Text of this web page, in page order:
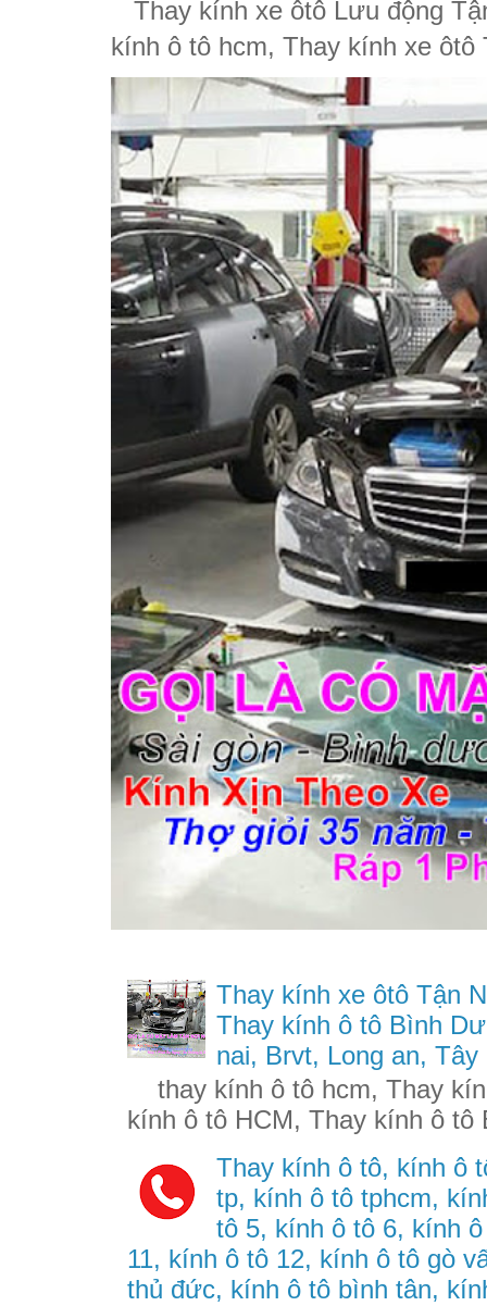
Thay kính xe ôtô Lưu động
kính ô tô hcm, Thay kính xe
Thay kính xe ôtô Tận
Thay kính ô tô Bình
nai, Brvt, Long an,
thay kính ô tô hcm, Thay
kính ô tô HCM, Thay kính ô
Thay kính ô tô, kính ô
tp, kính ô tô tphcm,
tô 5, kính ô tô 6, kính
11, kính ô tô 12, kính ô tô gò
thủ đức, kính ô tô bình tân,